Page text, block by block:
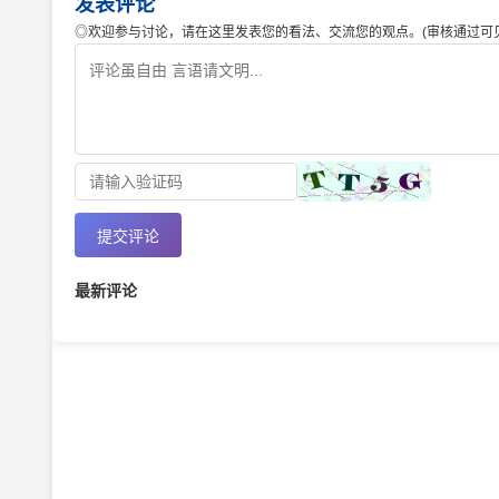
发表评论
◎欢迎参与讨论，请在这里发表您的看法、交流您的观点。(审核通过可
提交评论
最新评论